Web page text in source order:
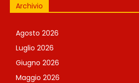
Archivio
Agosto 2026
Luglio 2026
Giugno 2026
Maggio 2026